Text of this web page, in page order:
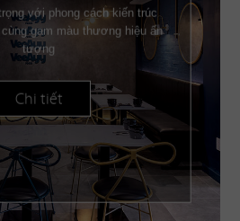
với phong cách kiến trúc
cùng gam màu thương hiệu ấn
tượng
Chi tiết